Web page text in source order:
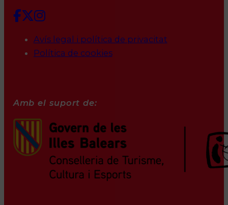
Avís legal i política de privacitat
Política de cookies
Amb el suport de: